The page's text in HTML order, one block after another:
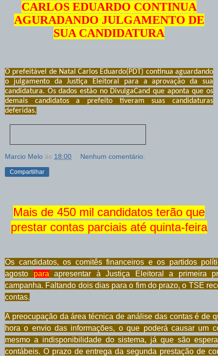
CARLOS EDUARDO CONTINUA
AGURADANDO JULGAMENTO DE
SUA CANDIDATURA
O prefeitável de Natal Carlos Eduardo(PDT) continua aguardando
o julgamento da Justiça Eleitoral para a aprovação da sua
candidatura. Os dados estão no DivulgaCand que aponta que os
demais candidatos a prefeito tiveram suas candidaturas
deferidas.
Marcio Melo às 18:00 Nenhum comentário:
Compartilhar
Mais de 450 mil candidatos terão que
prestar contas parciais até quinta-feira
Os candidatos, os comitês financeiros e os partidos
agosto para apresentar à Justiça Eleitoral a primeira
campanha. Faltando dois dias para o fim do prazo, o TSE
contas.
A preocupação da área técnica de análise das contas é de
hora o envio das informações, o que poderá causar um
mesmo a indisponibilidade do sistema, já que são
contábeis. O prazo de entrega da segunda prestação de